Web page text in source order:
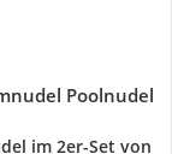
Poolnudel
im 2er-Set von